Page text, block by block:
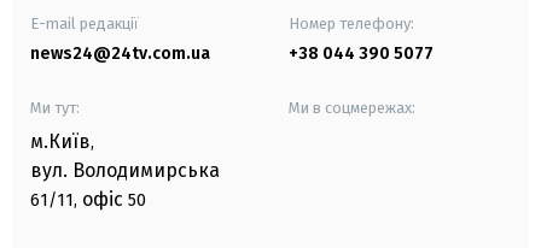
E-mail редакції
news24@24tv.com.ua
Номер телефону:
+38 044 390 5077
Ми тут:
м.Київ,
вул. Володимирська
61/11, офіс 50
Ми в соцмережах: